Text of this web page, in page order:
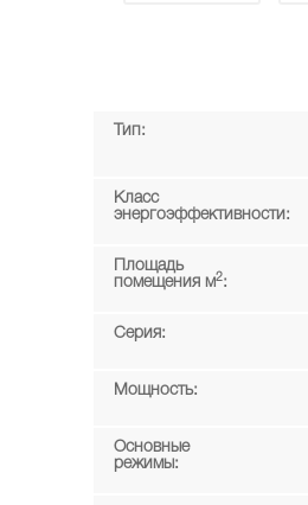
Тип:
Класс
энергоэффективности:
Площадь
помещения м2:
Серия:
Мощность:
Основные
режимы: